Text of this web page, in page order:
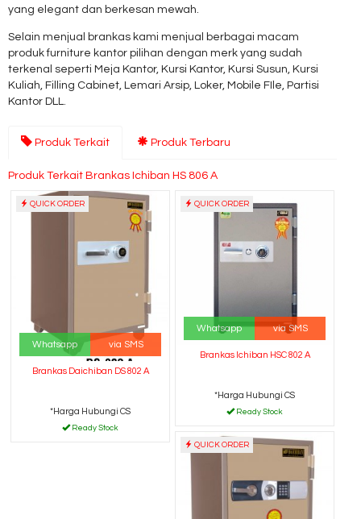
yang elegant dan berkesan mewah.
Selain menjual brankas kami menjual berbagai macam
produk furniture kantor pilihan dengan merk yang sudah
terkenal seperti Meja Kantor, Kursi Kantor, Kursi Susun, Kursi
Kuliah, Filling Cabinet, Lemari Arsip, Loker, Mobile FIle, Partisi
Kantor DLL.
Produk Terkait Produk Terbaru
Produk Terkait Brankas Ichiban HS 806 A
QUICK ORDER
Whatsapp via SMS
Brankas Daichiban DS 802 A
*Harga Hubungi CS
Ready Stock
QUICK ORDER
Whatsapp via SMS
Brankas Ichiban HSC 802 A
*Harga Hubungi CS
Ready Stock
QUICK ORDER